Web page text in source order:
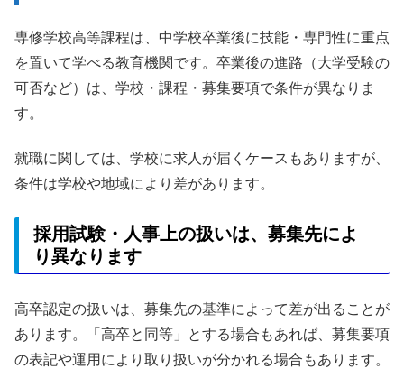
専修学校高等課程は、中学校卒業後に技能・専門性に重点
を置いて学べる教育機関です。卒業後の進路（大学受験の
可否など）は、学校・課程・募集要項で条件が異なりま
す。
就職に関しては、学校に求人が届くケースもありますが、
条件は学校や地域により差があります。
採用試験・人事上の扱いは、募集先によ
り異なります
高卒認定の扱いは、募集先の基準によって差が出ることが
あります。「高卒と同等」とする場合もあれば、募集要項
の表記や運用により取り扱いが分かれる場合もあります。